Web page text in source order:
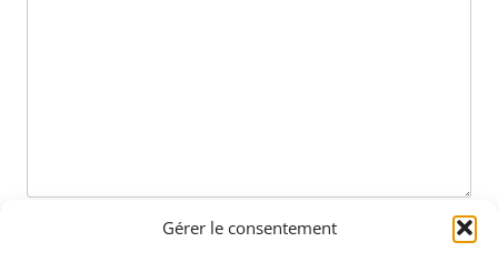
Gérer le consentement